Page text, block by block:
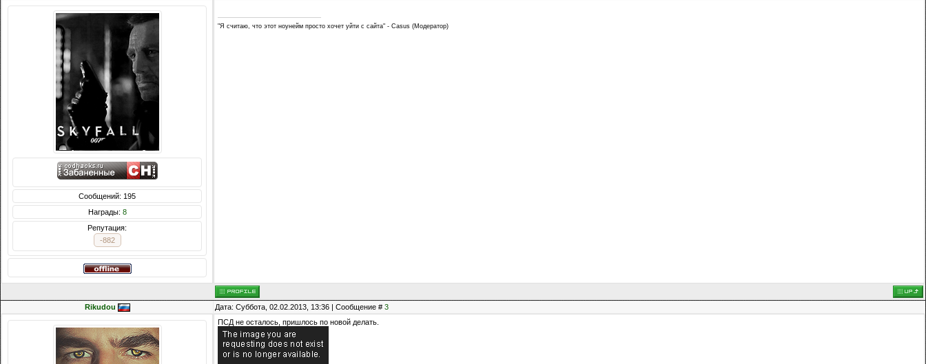
Сообщений: 195
Награды: 8
Репутация:
-882
"Я считаю, что этот ноунейм просто хочет уйти с сайта" - Casus (Модератор)
Rikudou Дата: Суббота, 02.02.2013, 13:36 | Сообщение # 3
ПСД не осталось, пришлось по новой делать.